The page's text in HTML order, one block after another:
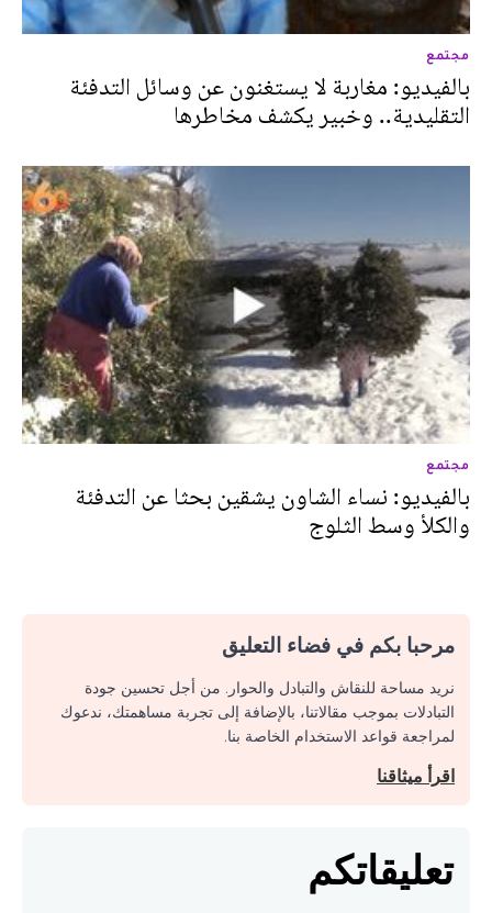
مجتمع
بالفيديو: مغاربة لا يستغنون عن وسائل التدفئة
التقليدية.. وخبير يكشف مخاطرها
مجتمع
بالفيديو: نساء الشاون يشقين بحثا عن التدفئة
والكلأ وسط الثلوج
مرحبا بكم في فضاء التعليق
نريد مساحة للنقاش والتبادل والحوار. من أجل تحسين جودة
التبادلات بموجب مقالاتنا، بالإضافة إلى تجربة مساهمتك، ندعوك
لمراجعة قواعد الاستخدام الخاصة بنا.
اقرأ ميثاقنا
تعليقاتكم